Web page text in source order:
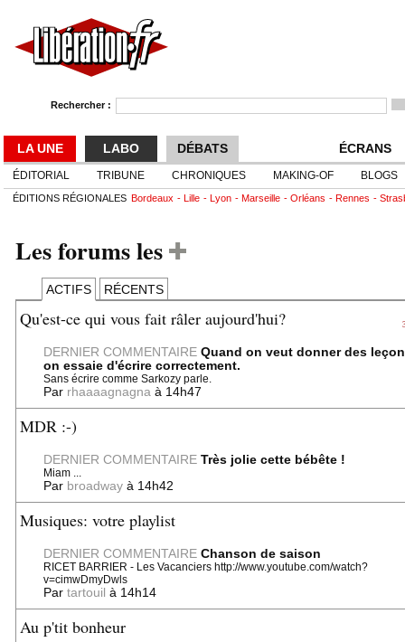
Rechercher :
LA UNE LABO DÉBATS ÉCRANS
ÉDITORIAL TRIBUNE CHRONIQUES MAKING-OF BLOGS
ÉDITIONS RÉGIONALES Bordeaux Lille Lyon Marseille Orléans Rennes
Les forums les
ACTIFS RÉCENTS
Qu'est-ce qui vous fait râler aujourd'hui?
DERNIER COMMENTAIRE Quand on veut donner des
on essaie d'écrire correctement.
Sans écrire comme Sarkozy parle.
Par rhaaaagnagna à 14h47
MDR :-)
DERNIER COMMENTAIRE Très jolie cette bébête !
Miam ...
Par broadway à 14h42
Musiques: votre playlist
DERNIER COMMENTAIRE Chanson de saison
RICET BARRIER - Les Vacanciers http://www.youtube.com/watch?
v=cimwDmyDwls
Par tartouil à 14h14
Au p'tit bonheur